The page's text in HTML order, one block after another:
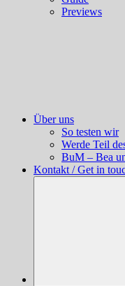
Previews
Über uns
So testen wir
Werde Teil
BuM – Bea
Kontakt / Get in